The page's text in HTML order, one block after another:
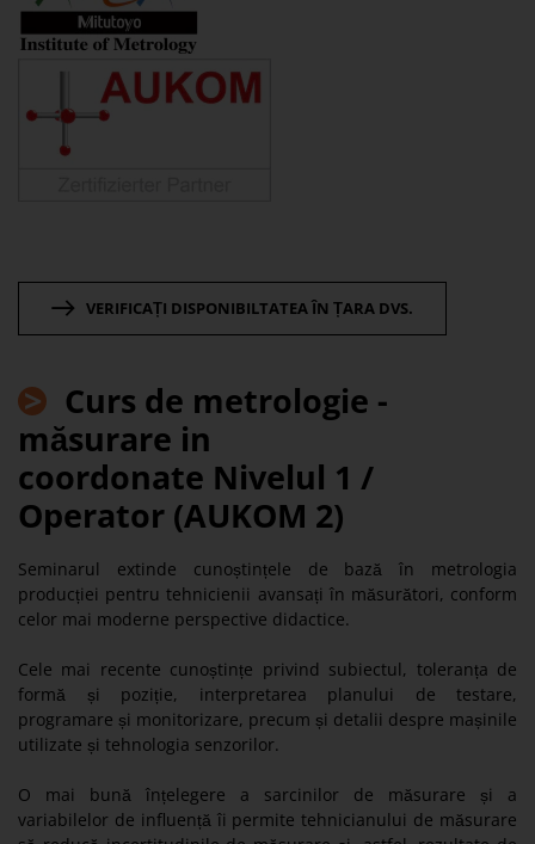
VERIFICAȚI DISPONIBILTATEA ÎN ȚARA DVS.
> Curs de metrologie -
măsurare in
coordonate Nivelul 1 /
Operator (AUKOM 2)
Seminarul extinde cunoștințele de bază în metrologia
producției pentru tehnicienii avansați în măsurători, conform
celor mai moderne perspective didactice.
Cele mai recente cunoștințe privind subiectul, toleranța de
formă și poziție, interpretarea planului de testare,
programare și monitorizare, precum și detalii despre mașinile
utilizate și tehnologia senzorilor.
O mai bună înțelegere a sarcinilor de măsurare și a
variabilelor de influență îi permite tehnicianului de măsurare